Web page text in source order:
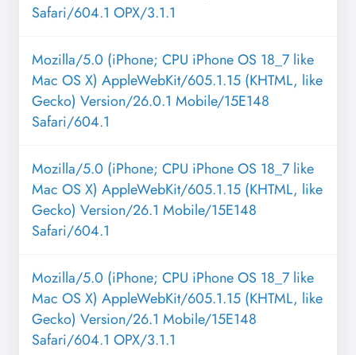
Safari/604.1 OPX/3.1.1
Mozilla/5.0 (iPhone; CPU iPhone OS 18_7 like
Mac OS X) AppleWebKit/605.1.15 (KHTML, like
Gecko) Version/26.0.1 Mobile/15E148
Safari/604.1
Mozilla/5.0 (iPhone; CPU iPhone OS 18_7 like
Mac OS X) AppleWebKit/605.1.15 (KHTML, like
Gecko) Version/26.1 Mobile/15E148
Safari/604.1
Mozilla/5.0 (iPhone; CPU iPhone OS 18_7 like
Mac OS X) AppleWebKit/605.1.15 (KHTML, like
Gecko) Version/26.1 Mobile/15E148
Safari/604.1 OPX/3.1.1